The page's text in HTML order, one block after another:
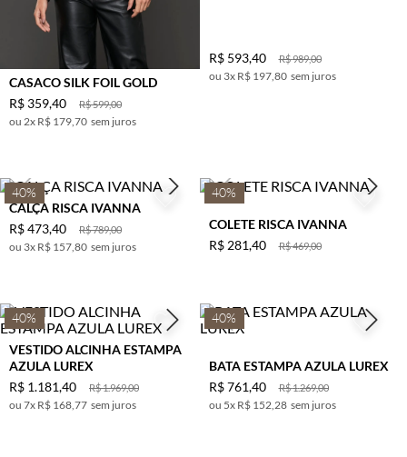
CASACO SILK FOIL GOLD
R$599,00
R$ 359,40
2x R$ 179,70 sem juros
R$989,00
R$ 593,40
3x R$ 197,80 sem juros
40%
CALÇA RISCA IVANNA
R$789,00
R$473,40
3x R$ 157,80 sem juros
40%
COLETE RISCA IVANNA
R$469,00
R$ 281,40
40%
VESTIDO ALCINHA ESTAMPA
AZULA LUREX
R$1.969,00
R$ 1.181,40
7x R$ 168,77 sem juros
40%
BATA ESTAMPA AZULA LUREX
R$1.269,00
R$ 761,40
5x R$ 152,28 sem juros